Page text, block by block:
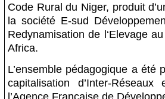
Code Rural du Niger, produit
la société E-sud
Redynamisation de l‘Elevage
Africa.
L’ensemble pédagogique a été
capitalisation d’Inter-
l’Agence Française de